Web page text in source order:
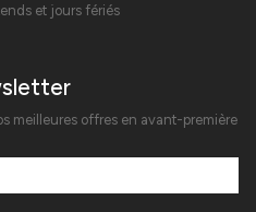
et jours fériés
meilleures offres en avant-première